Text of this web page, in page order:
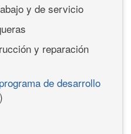
y de servicio
y reparación
de desarrollo